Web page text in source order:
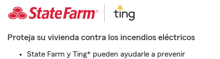
Proteja su vivienda contra los incendios eléctricos
State Farm y Ting* pueden ayudarle a prevenir